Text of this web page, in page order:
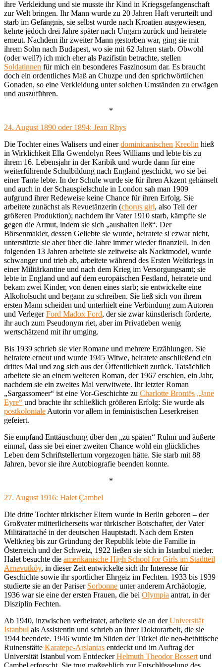
ihre Verkleidung und sie musste ihr Kind in Kriegsgefangenschaft
zur Welt bringen. Ihr Mann wurde zu 20 Jahren Haft verurteilt und
starb im Gefängnis, sie selbst wurde nach Kroatien ausgewiesen,
kehrte jedoch drei Jahre später nach Ungarn zurück und heiratete
erneut. Nachdem ihr zweiter Mann gestorben war, ging sie mit
ihrem Sohn nach Budapest, wo sie mit 62 Jahren starb. Obwohl
(oder weil?) ich mich eher als Pazifistin betrachte, stellen
Soldatinnen für mich ein besonderes Faszinosum dar. Es braucht
doch ein ordentliches Maß an Chuzpe und den sprichwörtlichen
Gonaden, so eine Verkleidung unter solchen Umständen zu erwägen
und auszuführen.
*
24. August 1890 oder 1894: Jean Rhys
Die Tochter eines Walisers und einerdominicanischen Kreolin hieß
in Wirklichkeit Ella Gwendolyn Rees Williams und lebte bis zu
ihrem 16. Lebensjahr in der Karibik und wurde dann für eine
weiterführende Schulbildung nach England geschickt, wo sie bei
einer Tante lebte. In der Schule wurde sie für ihren Akzent gehänselt
und auch in der Schauspielschule in London sah man 1909
aufgrund ihrer Redeweise keine Chance für ihren Erfolg. Sie
arbeitete zunächst als Revuetänzerin (chorus girl, also Teil der
größeren Produktion); nachdem ihr Vater 1910 starb, kämpfte sie
gegen die Armut, indem sie sich „aushalten ließ“. Der
Börsenmakler, dessen Geliebte sie wurde, heiratete si ezwar nicht,
unterstützte sie aber über die Jahre immer wieder finanziell. In den
folgenden 13 Jahren arbeitete sie zeitweise als Nacktmodel, wurde
schwanger und trieb ab, arbeitete während des Ersten Weltkriegs in
einer Militärkantine und nach dem Krieg im Versorgungsamt; sie
lebte in England und auf dem europäischen Festland, heiratete und
bekam zwei Kinder, von denen eines starb; sie entwickelte eine
Alkoholsucht und begann zu schreiben. Sie ließ sich von ihrem
ersten Mann scheiden und unterhielt eine Verbindung zum Autoren
und VerlegerFord Madox Ford, der sie zwar künstlerisch förderte,
ihr auch zum Pseudonym riet, aber im Privatleben wenig
wertschätzend mit ihr umging.
Bis 1939 schrieb sie vier Romane und mehrere Erzählungen. Sie
heiratete erneut und wurde 1945 Witwe, heiratete anschließend ein
drittes Mal und zog sich aus der Öffentlichkeit zurück. Tatsächlich
arbeitete sie an einem weiteren Roman, der 1967 erschien, ein Jahr,
nachdem sie ein zweites Mal verwitwete. Ihr letzter Roman
„Sargassomeer“ ist eine Vor-Geschichte zu Charlotte Brontës „Jane
Eyre“ und brachte ihr schließlich größeren Erfolg: Sie wurde als
postkoloniale Autorin vor allem in feministischen Leserkreisen
gefeiert.
Sie empfand Enttäuschung über den „zu späten“ Ruhm und äußerte
einmal, dass sie bei einer zweiten Chance wohl ein glückliches
Leben dem Schriftstellertum vorgezogen hätte. Sie starb mit 88
Jahren, bevor sie ihre Autobiografie beenden konnte.
*
27. August 1916: Halet Çambel
Die dritte Tochter türkischer Eltern wurde in Berlin geboren – der
Großvater mütterlicherseits war türkischer Botschafter, der Vater
Militärattaché in der deutschen Hauptstadt. Nach dem Ersten
Weltkrieg bis zur Gründung der Republik lebte die Familie in
Österreich und der Schweiz, 1922 ließen sie sich in Istanbul nieder.
Halet besuchte die amerikanische High School for Girls im Stadtteil
Arnavutköy, in dieser Zeit entwickelte sich ihr Interesse für
Geschichte sowie ihr sportlicher Ehrgeiz im Fechten. 1933 bis 1939
studierte sie an der Pariser Sorbonne unter anderem Archäologie,
1936 war sie eine der ersten Frauen, die bei Olympia antrat, in der
Disziplin Fechten.
Ab 1940, inzwischen verheiratet, arbeitete sie an derUniversität
Istanbul als Assistentin und schrieb an ihrer Doktorarbeit, die sie
1944 beendete. 1946 wurde im Süden der Türkei die neo-hethitische
Ruinenstätte Karatepe-Arslantas entdeckt und im Auftrag der
Universität Istanbul vom EntdeckerHelmuth Theodor Bossert und
Çambel erforscht. Sie trug maßgeblich zur Entschlüsselung des